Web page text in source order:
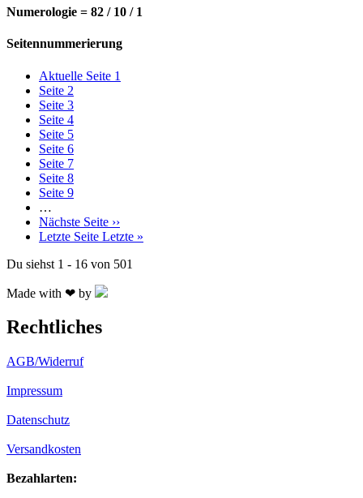
Numerologie = 82 / 10 / 1
Seitennummerierung
Aktuelle Seite 1
Seite 2
Seite 3
Seite 4
Seite 5
Seite 6
Seite 7
Seite 8
Seite 9
…
Nächste Seite ››
Letzte Seite Letzte »
Du siehst 1 - 16 von 501
Made with ❤ by
Rechtliches
AGB/Widerruf
Impressum
Datenschutz
Versandkosten
Bezahlarten: